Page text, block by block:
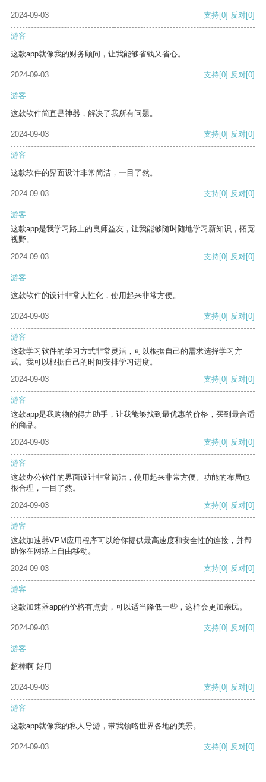
2024-09-03 支持[0] 反对[0]
游客
这款app就像我的财务顾问，让我能够省钱又省心。
2024-09-03 支持[0] 反对[0]
游客
这款软件简直是神器，解决了我所有问题。
2024-09-03 支持[0] 反对[0]
游客
这款软件的界面设计非常简洁，一目了然。
2024-09-03 支持[0] 反对[0]
游客
这款app是我学习路上的良师益友，让我能够随时随地学习新知识，拓宽
视野。
2024-09-03
支持[0] 反对[0]
游客
这款软件的设计非常人性化，使用起来非常方便。
2024-09-03 支持[0] 反对[0]
游客
这款学习软件的学习方式非常灵活，可以根据自己的需求选择学习方
式。我可以根据自己的时间安排学习进度。
2024-09-03
支持[0] 反对[0]
游客
这款app是我购物的得力助手，让我能够找到最优惠的价格，买到最合适
的商品。
2024-09-03
支持[0] 反对[0]
游客
这款办公软件的界面设计非常简洁，使用起来非常方便。功能的布局也
很合理，一目了然。
2024-09-03
支持[0] 反对[0]
游客
这款加速器VPM应用程序可以给你提供最高速度和安全性的连接，并帮
助你在网络上自由移动。
2024-09-03
支持[0] 反对[0]
游客
这款加速器app的价格有点贵，可以适当降低一些，这样会更加亲民。
2024-09-03 支持[0] 反对[0]
游客
超棒啊 好用
2024-09-03 支持[0] 反对[0]
游客
这款app就像我的私人导游，带我领略世界各地的美景。
2024-09-03 支持[0] 反对[0]